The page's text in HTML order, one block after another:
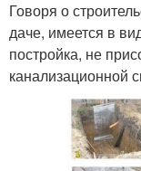
Говоря о
даче, имеется в
постройка, не
канализационной